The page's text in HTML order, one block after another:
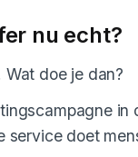
nu echt?
doe je dan?
service doet